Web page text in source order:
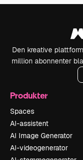
Den kreative
million abonnenter
Produkter
Spaces
AI-assistent
AI Image Generator
AI-videogenerator